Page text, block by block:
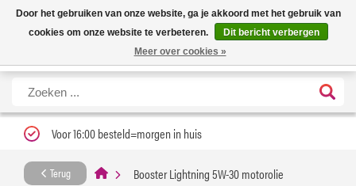
Nieuwe levertijd: 1 tot 3 werkdagen | Nu 25% korting op gehele assortiment
Carfume met kortingscode ''verfrissend''
X
Voor 16:00 besteld=morgen in huis
Terug Booster Lightning 5W-30 motorolie
Door het gebruiken van onze website, ga je akkoord met het gebruik van
cookies om onze website te verbeteren.
Dit bericht verbergen
Meer over cookies »